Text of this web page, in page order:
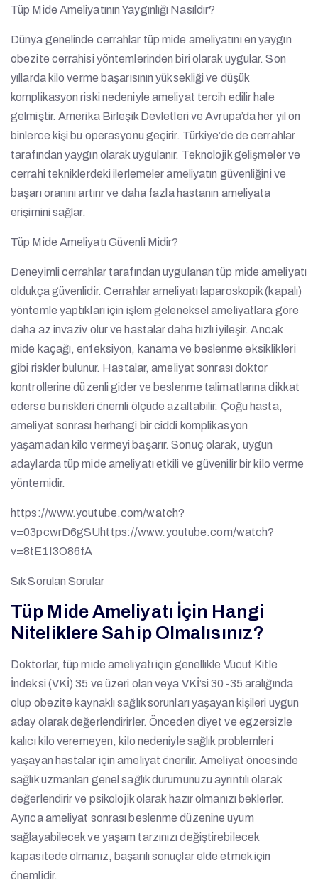
Tüp Mide Ameliyatının Yaygınlığı Nasıldır?
Dünya genelinde cerrahlar tüp mide ameliyatını en yaygın
obezite cerrahisi yöntemlerinden biri olarak uygular. Son
yıllarda kilo verme başarısının yüksekliği ve düşük
komplikasyon riski nedeniyle ameliyat tercih edilir hale
gelmiştir. Amerika Birleşik Devletleri ve Avrupa’da her yıl on
binlerce kişi bu operasyonu geçirir. Türkiye’de de cerrahlar
tarafından yaygın olarak uygulanır. Teknolojik gelişmeler ve
cerrahi tekniklerdeki ilerlemeler ameliyatın güvenliğini ve
başarı oranını artırır ve daha fazla hastanın ameliyata
erişimini sağlar.
Tüp Mide Ameliyatı Güvenli Midir?
Deneyimli cerrahlar tarafından uygulanan tüp mide ameliyatı
oldukça güvenlidir. Cerrahlar ameliyatı laparoskopik (kapalı)
yöntemle yaptıkları için işlem geleneksel ameliyatlara göre
daha az invaziv olur ve hastalar daha hızlı iyileşir. Ancak
mide kaçağı, enfeksiyon, kanama ve beslenme eksiklikleri
gibi riskler bulunur. Hastalar, ameliyat sonrası doktor
kontrollerine düzenli gider ve beslenme talimatlarına dikkat
ederse bu riskleri önemli ölçüde azaltabilir. Çoğu hasta,
ameliyat sonrası herhangi bir ciddi komplikasyon
yaşamadan kilo vermeyi başarır. Sonuç olarak, uygun
adaylarda tüp mide ameliyatı etkili ve güvenilir bir kilo verme
yöntemidir.
https://www.youtube.com/watch?
v=03pcwrD6gSUhttps://www.youtube.com/watch?
v=8tE1I3O86fA
Sık Sorulan Sorular
Tüp Mide Ameliyatı İçin Hangi
Niteliklere Sahip Olmalısınız?
Doktorlar, tüp mide ameliyatı için genellikle Vücut Kitle
İndeksi (VKİ) 35 ve üzeri olan veya VKİ’si 30-35 aralığında
olup obezite kaynaklı sağlık sorunları yaşayan kişileri uygun
aday olarak değerlendirirler. Önceden diyet ve egzersizle
kalıcı kilo veremeyen, kilo nedeniyle sağlık problemleri
yaşayan hastalar için ameliyat önerilir. Ameliyat öncesinde
sağlık uzmanları genel sağlık durumunuzu ayrıntılı olarak
değerlendirir ve psikolojik olarak hazır olmanızı beklerler.
Ayrıca ameliyat sonrası beslenme düzenine uyum
sağlayabilecek ve yaşam tarzınızı değiştirebilecek
kapasitede olmanız, başarılı sonuçlar elde etmek için
önemlidir.